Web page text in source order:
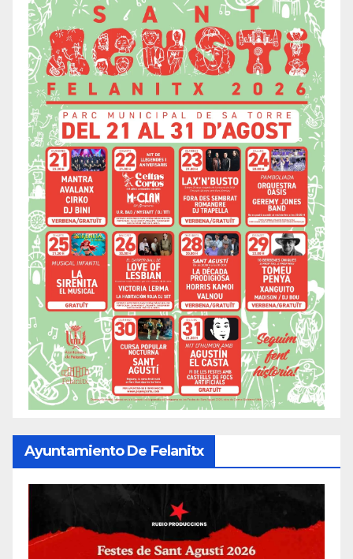
Ayuntamiento De Felanitx